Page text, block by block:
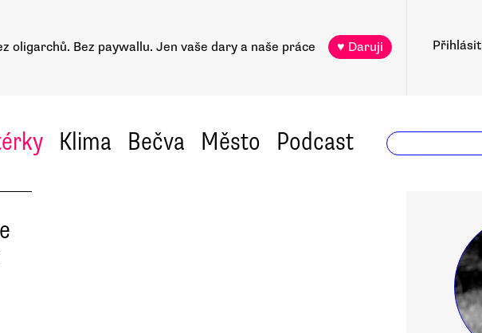
oligarchů. Bez paywallu. Jen vaše dary a naše práce ♥ Daruji Přihlásit
Klima Bečva Město Podcast